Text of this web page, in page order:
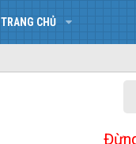
TRANG CHỦ